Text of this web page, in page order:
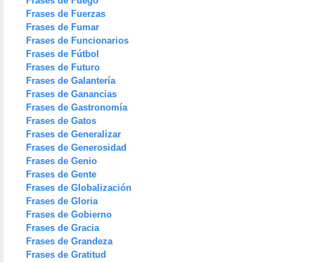
Frases de Fuerzas
Frases de Fumar
Frases de Funcionarios
Frases de Fútbol
Frases de Futuro
Frases de Galantería
Frases de Ganancias
Frases de Gastronomía
Frases de Gatos
Frases de Generalizar
Frases de Generosidad
Frases de Genio
Frases de Gente
Frases de Globalización
Frases de Gloria
Frases de Gobierno
Frases de Gracia
Frases de Grandeza
Frases de Gratitud